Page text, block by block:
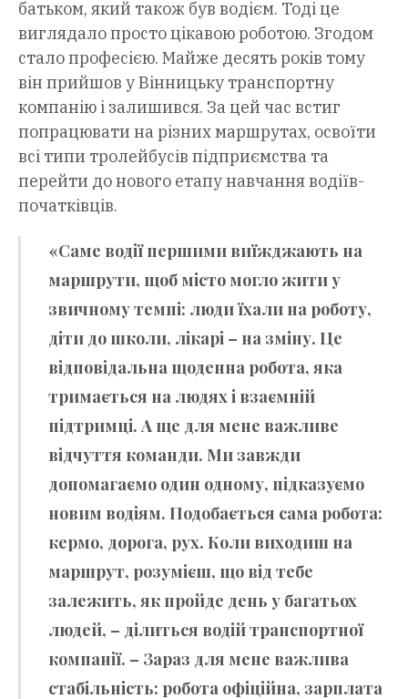
батьком, який також був водієм. Тоді це
виглядало просто цікавою роботою. Згодом
стало професією. Майже десять років тому
він прийшов у Вінницьку транспортну
компанію і залишився. За цей час встиг
попрацювати на різних маршрутах, освоїти
всі типи тролейбусів підприємства та
перейти до нового етапу навчання водіїв-
початківців.
«Саме водії першими виїжджають на
маршрути, щоб місто могло жити у
звичному темпі: люди їхали на роботу,
діти до школи, лікарі – на зміну. Це
відповідальна щоденна робота, яка
тримається на людях і взаємній
підтримці. А ще для мене важливе
відчуття команди. Ми завжди
допомагаємо один одному, підказуємо
новим водіям. Подобається сама робота:
кермо, дорога, рух. Коли виходиш на
маршрут, розумієш, що від тебе
залежить, як пройде день у багатьох
людей, – ділиться водій транспортної
компанії. – Зараз для мене важлива
стабільність: робота офіційна, зарплата